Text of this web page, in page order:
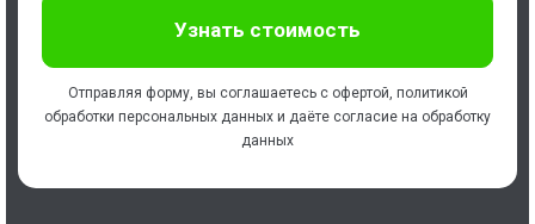
Отправляя форму, вы соглашаетесь с офертой, политикой
обработки персональных данных и даёте согласие на обработку
данных